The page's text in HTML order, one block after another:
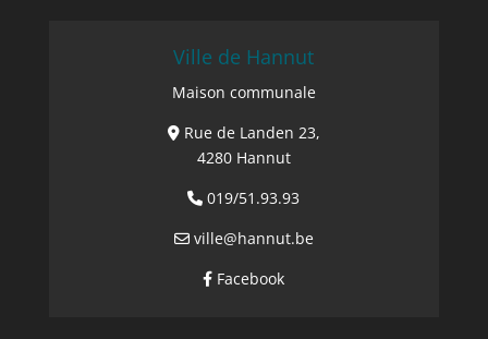
Ville de Hannut
Maison communale
Rue de Landen 23,
4280 Hannut
019/51.93.93
ville@hannut.be
Facebook